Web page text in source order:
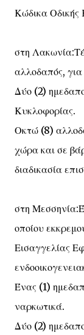
Κώδικα Οδικής
στη
αλλοδαπός,
Δύο (2)
Κυκλοφορίας.
Οκτώ (8)
χώρα και σε
διαδικασία
στη
οποίου
Εισαγγελίας
Ένας (1)
ναρκωτικά.
Δύο (2)